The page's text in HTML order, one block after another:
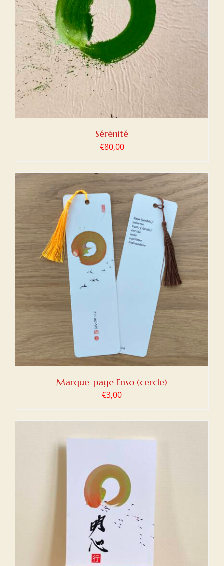
Sérénité
€80,00
Marque-page Enso (cercle)
€3,00